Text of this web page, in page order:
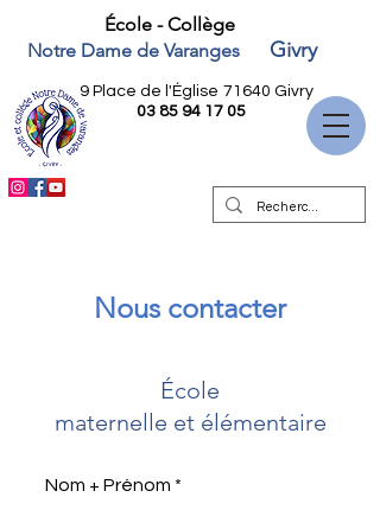
École - Collège
Notre Dame de Varanges
Givry
9 Place de l'Église 71640 Givry
03 85 94 17 05
Nous contacter
École
maternelle et élémentaire
Nom + Prénom